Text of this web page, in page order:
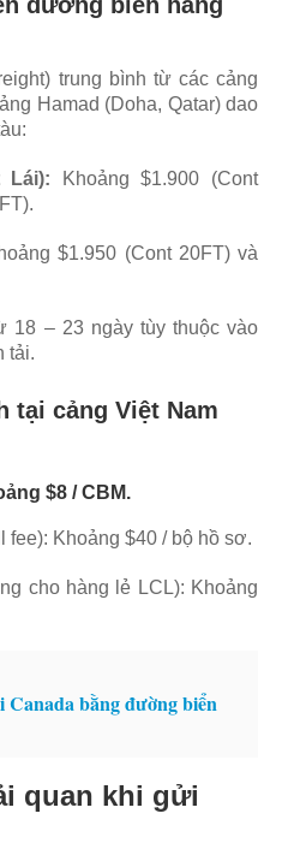
trung bình từ các cảng
Hamad (Doha, Qatar) dao
Lái): Khoảng $1.900 (Cont
$1.950 (Cont 20FT) và
18 – 23 ngày tùy thuộc vào
tải.
tại cảng Việt Nam
$8 / CBM.
Khoảng $40 / bộ hồ sơ.
cho hàng lẻ LCL): Khoảng
Canada bằng đường biển
quan khi gửi